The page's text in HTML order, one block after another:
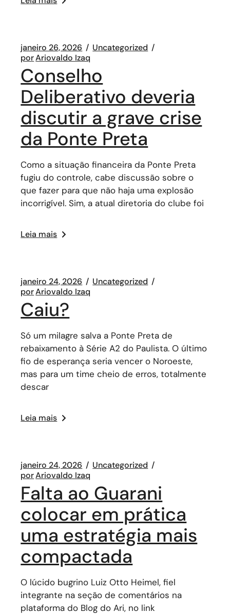
janeiro 26, 2026
Uncategorized
porAriovaldo Izaq
Conselho
Deliberativo deveria
discutir a grave crise
da Ponte Preta
Como a situação financeira da Ponte Preta
fugiu do controle, cabe discussão sobre o
que fazer para que não haja uma explosão
incorrigível. Sim, a atual diretoria do clube foi
Leia mais
janeiro 24, 2026
Uncategorized
porAriovaldo Izaq
Caiu?
Só um milagre salva a Ponte Preta de
rebaixamento à Série A2 do Paulista. O último
fio de esperança seria vencer o Noroeste,
mas para um time cheio de erros, totalmente
descar
Leia mais
janeiro 24, 2026
Uncategorized
porAriovaldo Izaq
Falta ao Guarani
colocar em prática
uma estratégia mais
compactada
O lúcido bugrino Luiz Otto Heimel, fiel
integrante na seção de comentários na
plataforma do Blog do Ari, no link